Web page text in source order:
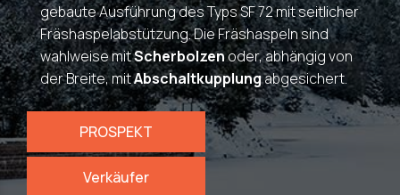
gebaute Ausführung des Typs SF 72 mit seitlicher
Fräshaspelabstützung. Die Fräshaspeln sind
wahlweise mitScherbolzenoder, abhängig von
der Breite, mitAbschaltkupplungabgesichert.
PROSPEKT
Verkäufer